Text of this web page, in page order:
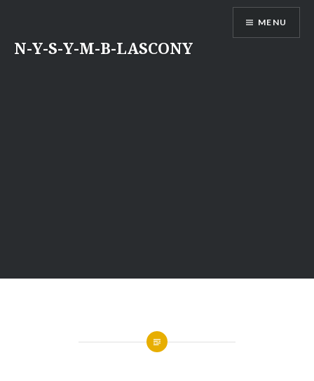
contenu
N-Y-S-Y-M-B-LASCONY
MENU